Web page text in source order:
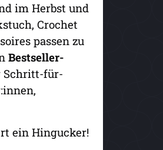
im Herbst und
Crochet
passen zu
Bestseller-
Schritt-für-
ein Hingucker!